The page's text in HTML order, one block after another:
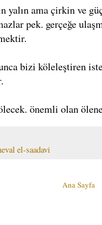
yalın ama çirkin ve
pek. gerçeğe
bizi köleleştiren
önemli olan ölene
el-saadavi
Ana Sayfa